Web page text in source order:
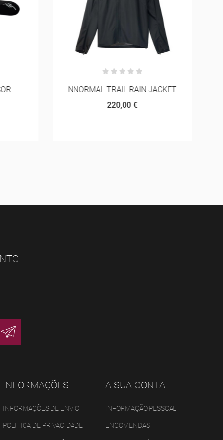
NNORMAL TRAIL RAIN JACKET
220,00 €
INFORMAÇÕES
INFORMAÇÕES DE ENVIO
POLITICA DE PRIVACIDADE
A SUA CONTA
INFORMAÇÃO PESSOAL
ENCOMENDAS